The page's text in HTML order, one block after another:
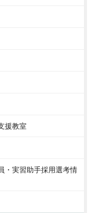
援教室
・実習助手採用選考情